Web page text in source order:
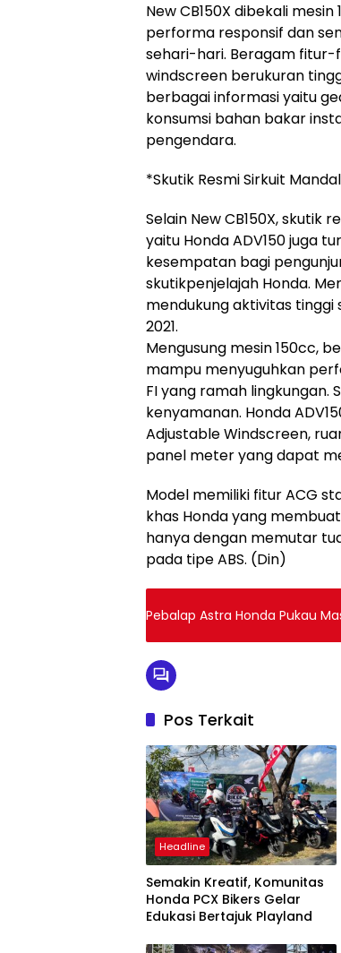
New CB150X dibekali
performa responsif dan
sehari-hari. Beragam
windscreen berukuran
berbagai informasi yaitu
konsumsi bahan bakar
pengendara.
*Skutik Resmi Sirkuit
Selain New CB150X,
yaitu Honda ADV150 juga
kesempatan bagi
skutikpenjelajah Honda.
mendukung aktivitas
2021.
Mengusung mesin 150cc,
mampu menyuguhkan
FI yang ramah
kenyamanan. Honda
Adjustable Windscreen,
panel meter yang dapat
Model memiliki fitur ACG
khas Honda yang
hanya dengan memutar
pada tipe ABS. (Din)
Pebalap Astra Honda Pukau
Pos Terkait
Headline
Semakin Kreatif, Komunitas
Honda PCX Bikers Gelar
Edukasi Bertajuk Playland